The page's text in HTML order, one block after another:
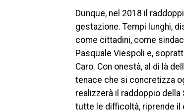
Dunque, nel 2018 il
gestazione. Tempi lunghi,
come cittadini, come
Pasquale Viespoli e,
Caro. Con onestà, al di là
tenace che si concretizza
realizzerà il raddoppio
tutte le difficoltà, riprende il